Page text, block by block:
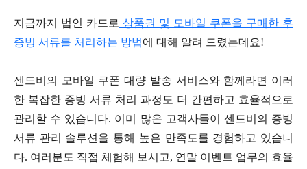
지금까지 법인 카드로 상품권 및 모바일 쿠폰을 구매한 후
증빙 서류를 처리하는 방법에 대해 알려 드렸는데요!
센드비의 모바일 쿠폰 대량 발송 서비스와 함께라면 이러
한 복잡한 증빙 서류 처리 과정도 더 간편하고 효율적으로
관리할 수 있습니다. 이미 많은 고객사들이 센드비의 증빙
서류 관리 솔루션을 통해 높은 만족도를 경험하고 있습니
다. 여러분도 직접 체험해 보시고, 연말 이벤트 업무의 효율